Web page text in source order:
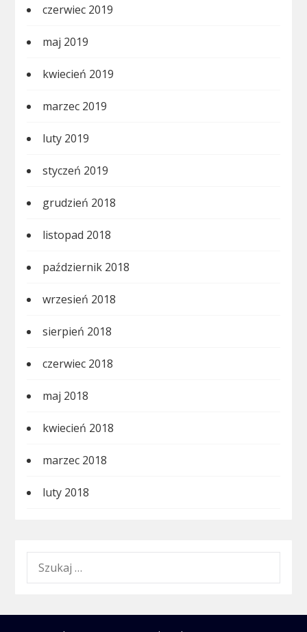
czerwiec 2019
maj 2019
kwiecień 2019
marzec 2019
luty 2019
styczeń 2019
grudzień 2018
listopad 2018
październik 2018
wrzesień 2018
sierpień 2018
czerwiec 2018
maj 2018
kwiecień 2018
marzec 2018
luty 2018
SZUKAJ: